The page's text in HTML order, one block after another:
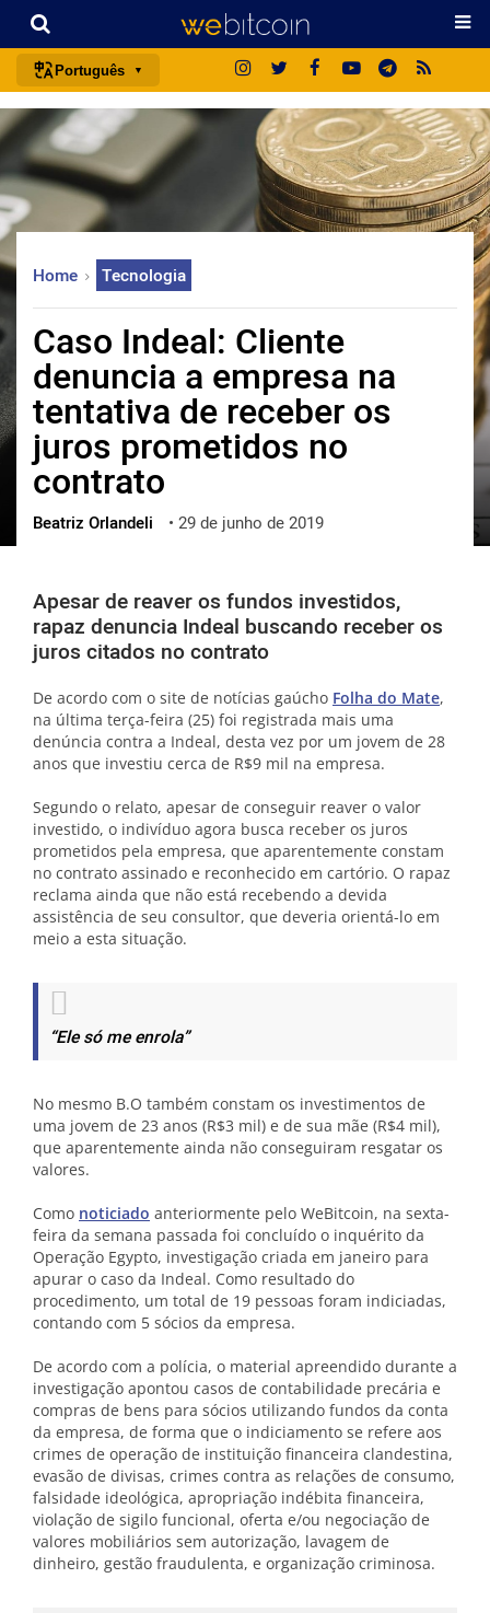
Português
português (BR)
english
español
français
deutsch
中文
русский
한국어
العربية
ไทย
ქართული
vietnamese
Home Tecnologia
Caso Indeal: Cliente
denuncia a empresa na
tentativa de receber os
juros prometidos no
contrato
Beatriz Orlandeli • 29 de junho de 2019
Apesar de reaver os fundos investidos,
rapaz denuncia Indeal buscando receber os
juros citados no contrato
De acordo com o site de notícias gaúcho Folha do Mate,
na última terça-feira (25) foi registrada mais uma
denúncia contra a Indeal, desta vez por um jovem de 28
anos que investiu cerca de R$9 mil na empresa.
Segundo o relato, apesar de conseguir reaver o valor
investido, o indivíduo agora busca receber os juros
prometidos pela empresa, que aparentemente constam
no contrato assinado e reconhecido em cartório. O rapaz
reclama ainda que não está recebendo a devida
assistência de seu consultor, que deveria orientá-lo em
meio a esta situação.
“Ele só me enrola”
No mesmo B.O também constam os investimentos de
uma jovem de 23 anos (R$3 mil) e de sua mãe (R$4 mil),
que aparentemente ainda não conseguiram resgatar os
valores.
Como noticiado anteriormente pelo WeBitcoin, na sexta-
feira da semana passada foi concluído o inquérito da
Operação Egypto, investigação criada em janeiro para
apurar o caso da Indeal. Como resultado do
procedimento, um total de 19 pessoas foram indiciadas,
contando com 5 sócios da empresa.
De acordo com a polícia, o material apreendido durante a
investigação apontou casos de contabilidade precária e
compras de bens para sócios utilizando fundos da conta
da empresa, de forma que o indiciamento se refere aos
crimes de operação de instituição financeira clandestina,
evasão de divisas, crimes contra as relações de consumo,
falsidade ideológica, apropriação indébita financeira,
violação de sigilo funcional, oferta e/ou negociação de
valores mobiliários sem autorização, lavagem de
dinheiro, gestão fraudulenta, e organização criminosa.